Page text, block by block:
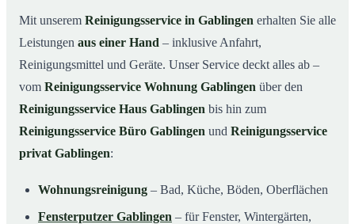
Mit unserem Reinigungsservice in Gablingen erhalten Sie alle
Leistungen aus einer Hand – inklusive Anfahrt,
Reinigungsmittel und Geräte. Unser Service deckt alles ab –
vom Reinigungsservice Wohnung Gablingen über den
Reinigungsservice Haus Gablingen bis hin zum
Reinigungsservice Büro Gablingen und Reinigungsservice
privat Gablingen:
Wohnungsreinigung – Bad, Küche, Böden, Oberflächen
Fensterputzer Gablingen – für Fenster, Wintergärten,